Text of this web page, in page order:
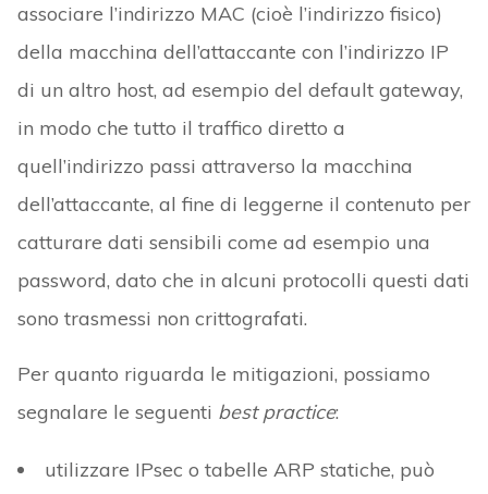
associare l’indirizzo MAC (cioè l’indirizzo fisico)
della macchina dell’attaccante con l’indirizzo IP
di un altro host, ad esempio del default gateway,
in modo che tutto il traffico diretto a
quell’indirizzo passi attraverso la macchina
dell’attaccante, al fine di leggerne il contenuto per
catturare dati sensibili come ad esempio una
password, dato che in alcuni protocolli questi dati
sono trasmessi non crittografati.
Per quanto riguarda le mitigazioni, possiamo
segnalare le seguenti best practice:
utilizzare IPsec o tabelle ARP statiche, può